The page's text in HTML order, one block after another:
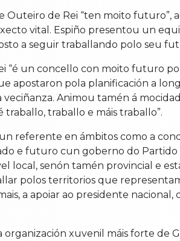
de Rei “ten moito futuro”,
vital. Espiño presentou un
a seguir traballando polo seu
“é un concello con moito futuro
apostaron pola planificación a
Animou tamén á
traballo e máis traballo”.
referente en ámbitos como a
e futuro cun goberno do Partido
local, senón tamén provincial e
polos territorios que
a apoiar ao presidente nacional,
xuvenil máis forte de